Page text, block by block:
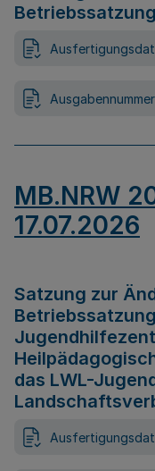
Betriebssatzung
Ausgabennummer
MB.NRW
17.07.2026
Satzung zur
das LWL-